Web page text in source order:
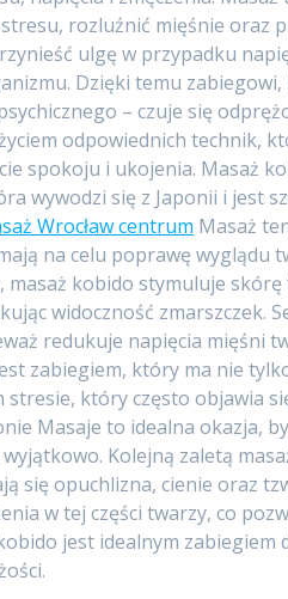
rozluźnić mięśnie oraz
ulgę w przypadku
Dzięki temu
– czuje się
odpowiednich technik,
spokoju i ukojenia. Masaż
wywodzi się z Japonii i jest
Wrocław centrum Masaż
na celu poprawę wyglądu
kobido stymuluje
widoczność zmarszczek.
redukuje napięcia mięśni
zabiegiem, który ma nie
który często objawia
Masaje to idealna okazja,
Kolejną zaletą
się opuchlizna, cienie oraz
w tej części twarzy, co
jest idealnym zabiegiem